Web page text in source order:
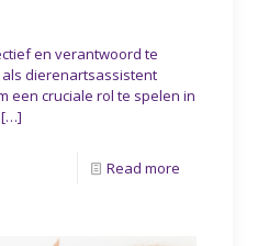
en verantwoord te
dierenartsassistent
een cruciale rol te spelen in
Read more